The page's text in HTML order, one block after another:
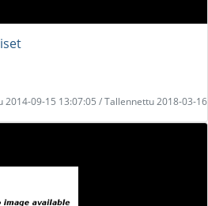
2014-09-15 13:07:05 / Tallennettu 2018-03-16